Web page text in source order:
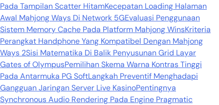
Pada Tampilan Scatter HitamKecepatan Loading Halaman
Awal Mahjong Ways Di Network 5GEvaluasi Penggunaan
Sistem Memory Cache Pada Platform Mahjong WinsKriteria
Perangkat Handphone Yang Kompatibel Dengan Mahjong
Ways 2Sisi Matematika Di Balik Penyusunan Grid Layar
Gates of OlympusPemilihan Skema Warna Kontras Tinggi
Pada Antarmuka PG SoftLangkah Preventif Menghadapi
Gangguan Jaringan Server Live KasinoPentingnya
Synchronous Audio Rendering Pada Engine Pragmatic